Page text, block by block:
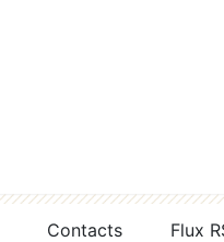
Contacts
Flux